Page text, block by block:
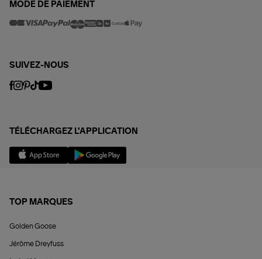
MODE DE PAIEMENT
SUIVEZ-NOUS
TÉLÉCHARGEZ L'APPLICATION
TOP MARQUES
Golden Goose
Jérôme Dreyfuss